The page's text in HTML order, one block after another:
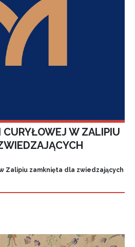
CURYŁOWEJ W ZALIPIU
Zalipiu zamknięta dla zwiedzających